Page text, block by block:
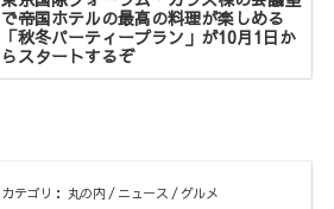
で帝国ホテルの最高の料理が楽しめる
「秋冬パーティープラン」が10月1日か
らスタートするぞ
カテゴリ： 丸の内 / ニュース / グルメ